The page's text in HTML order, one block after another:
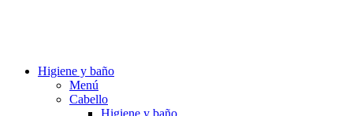
Higiene y baño
Menú
Cabello